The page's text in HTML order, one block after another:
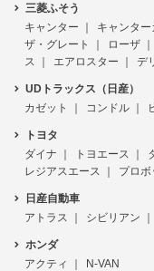
三菱ふそう
キャンター
キャンター
ザ・グレート
ローザ
ス
エアロスター デ
UDトラックス（日産）
カゼット
コンドル
トヨタ
ダイナ
トヨエース
レジアスエース
プロボ
日産自動車
アトラス
シビリアン
ホンダ
アクティ
N-VAN